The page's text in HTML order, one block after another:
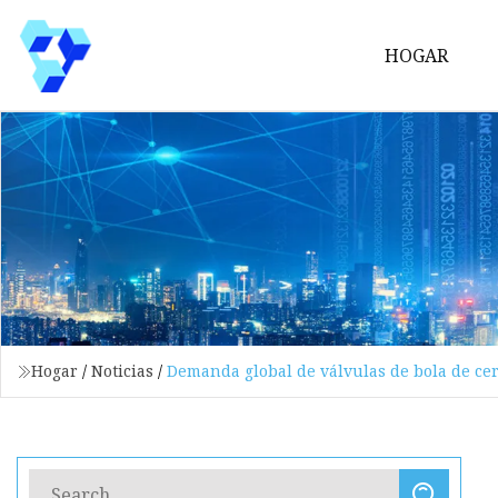
HOGAR
Hogar / Noticias / Demanda global de válvulas de bola de